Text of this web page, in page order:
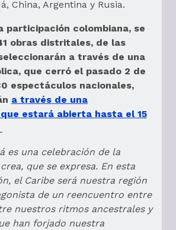
China, Argentina y Rusia.
participación colombiana, se
obras distritales, de las
a través de una
que cerró el pasado 2 de
espectáculos nacionales,
a través de una
estará abierta hasta el 15
es una celebración de la
que se expresa. En esta
el Caribe será nuestra región
de un reencuentro entre
nuestros ritmos ancestrales y
han forjado nuestra